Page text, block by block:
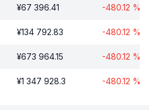
¥67 396.41 -480.12 %
¥134 792.83 -480.12 %
¥673 964.15 -480.12 %
¥1 347 928.3 -480.12 %